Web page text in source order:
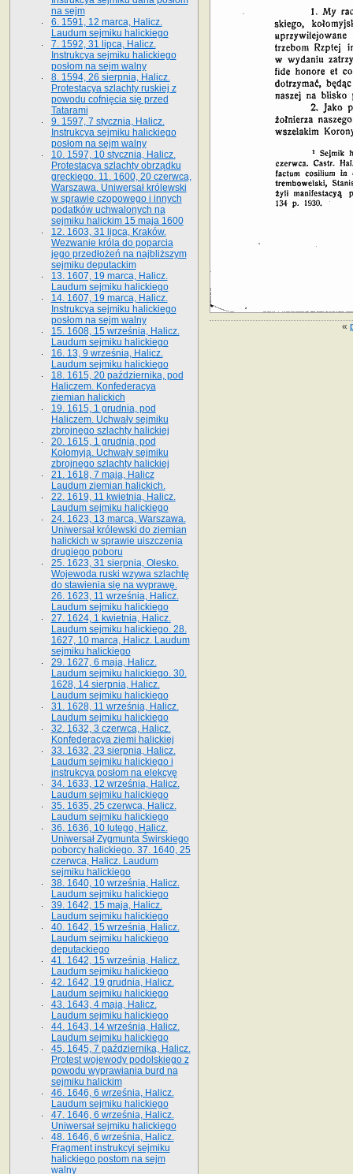
«
na sejm
6. 1591, 12 marca, Halicz.
Laudum sejmiku halickiego
7. 1592, 31 lipca, Halicz.
Instrukcya sejmiku halickiego
posłom na sejm walny
8. 1594, 26 sierpnia, Halicz.
Protestacya szlachty ruskiej z
powodu cofnięcia się przed
Tatarami
9. 1597, 7 stycznia, Halicz.
Instrukcya sejmiku halickiego
posłom na sejm walny
10. 1597, 10 stycznia, Halicz.
Protestacya szlachty obrządku
greckiego. 11. 1600, 20 czerwca,
Warszawa. Uniwersał królewski
w sprawie czopowego i innych
podatków uchwalonych na
sejmiku halickim 15 maja 1600
12. 1603, 31 lipca, Kraków.
Wezwanie króla do poparcia
jego przedłożeń na najbliższym
sejmiku deputackim
13. 1607, 19 marca, Halicz.
Laudum sejmiku halickiego
14. 1607, 19 marca, Halicz.
Instrukcya sejmiku halickiego
posłom na sejm walny
15. 1608, 15 września, Halicz.
Laudum sejmiku halickiego
16. 13, 9 września, Halicz.
Laudum sejmiku halickiego
18. 1615, 20 października, pod
Haliczem. Konfederacya
ziemian halickich
19. 1615, 1 grudnia, pod
Haliczem. Uchwały sejmiku
zbrojnego szlachty halickiej
20. 1615, 1 grudnia, pod
Kołomyją. Uchwały sejmiku
zbrojnego szlachty halickiej
21. 1618, 7 maja, Halicz
Laudum ziemian halickich.
22. 1619, 11 kwietnia, Halicz.
Laudum sejmiku halickiego
24. 1623, 13 marca, Warszawa.
Uniwersał królewski do ziemian
halickich w sprawie uiszczenia
drugiego poboru
25. 1623, 31 sierpnia, Olesko.
Wojewoda ruski wzywa szlachtę
do stawienia się na wyprawę.
26. 1623, 11 września, Halicz.
Laudum sejmiku halickiego
27. 1624, 1 kwietnia, Halicz.
Laudum sejmiku halickiego. 28.
1627, 10 marca, Halicz. Laudum
sejmiku halickiego
29. 1627, 6 maja, Halicz.
Laudum sejmiku halickiego. 30.
1628, 14 sierpnia, Halicz.
Laudum sejmiku halickiego
31. 1628, 11 września, Halicz.
Laudum sejmiku halickiego
32. 1632, 3 czerwca, Halicz.
Konfederacya ziemi halickiej
33. 1632, 23 sierpnia, Halicz.
Laudum sejmiku halickiego i
instrukcya posłom na elekcyę
34. 1633, 12 września, Halicz.
Laudum sejmiku halickiego
35. 1635, 25 czerwca, Halicz.
Laudum sejmiku halickiego
36. 1636, 10 lutego, Halicz.
Uniwersał Zygmunta Świrskiego
poborcy halickiego. 37. 1640, 25
czerwca, Halicz. Laudum
sejmiku halickiego
38. 1640, 10 września, Halicz.
Laudum sejmiku halickiego
39. 1642, 15 maja, Halicz.
Laudum sejmiku halickiego
40. 1642, 15 września, Halicz.
Laudum sejmiku halickiego
deputackiego
41. 1642, 15 września, Halicz.
Laudum sejmiku halickiego
42. 1642, 19 grudnia, Halicz.
Laudum sejmiku halickiego
43. 1643, 4 maja, Halicz.
Laudum sejmiku halickiego
44. 1643, 14 września, Halicz.
Laudum sejmiku halickiego
45. 1645, 7 października, Halicz.
Protest wojewody podolskiego z
powodu wyprawiania burd na
sejmiku halickim
46. 1646, 6 września, Halicz.
Laudum sejmiku halickiego
47. 1646, 6 września, Halicz.
Uniwersał sejmiku halickiego
48. 1646, 6 września, Halicz.
Fragment instrukcyi sejmiku
halickiego postom na sejm
walny